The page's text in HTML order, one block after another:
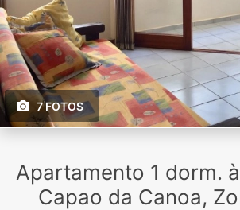
7 FOTOS
Apartamento 1 dorm.
Capao da Canoa,